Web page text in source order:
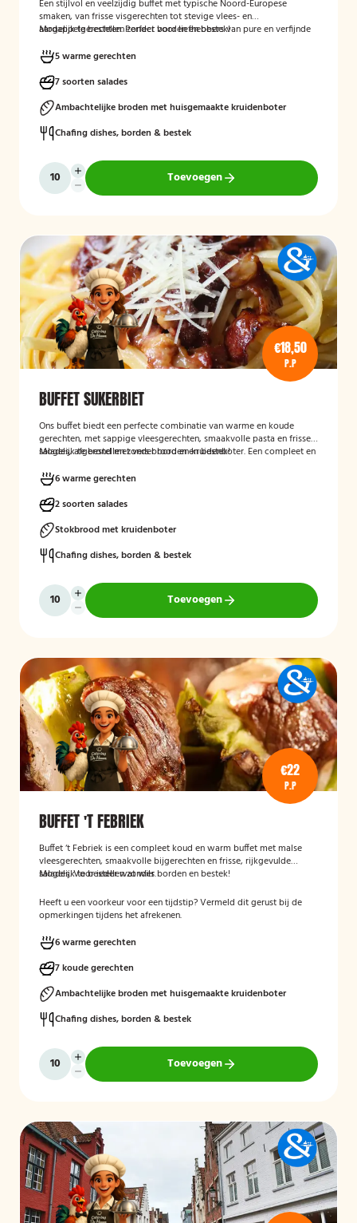
Een stijlvol en veelzijdig buffet met typische Noord-Europese
smaken, van frisse visgerechten tot stevige vlees- en
aardappelgerechten. Perfect voor liefhebbers van pure en verfijnde
Mogelijk te bestellen zonder borden en bestek!
5 warme gerechten
7 soorten salades
Ambachtelijke broden met huisgemaakte kruidenboter
Chafing dishes, borden & bestek
Toevoegen
€18,50
P.P
BUFFET SUKERBIET
Ons buffet biedt een perfecte combinatie van warme en koude
gerechten, met sappige vleesgerechten, smaakvolle pasta en frisse
salades, afgerond met vers brood en kruidenboter. Een compleet en
Mogelijk te bestellen zonder borden en bestek!
6 warme gerechten
2 soorten salades
Stokbrood met kruidenboter
Chafing dishes, borden & bestek
Toevoegen
€22
P.P
BUFFET 'T FEBRIEK
Buffet ‘t Febriek is een compleet koud en warm buffet met malse
vleesgerechten, smaakvolle bijgerechten en frisse, rijkgevulde
salades. Voor ieder wat wils.
Mogelijk te bestellen zonder borden en bestek!
Heeft u een voorkeur voor een tijdstip? Vermeld dit gerust bij de
opmerkingen tijdens het afrekenen.
6 warme gerechten
7 koude gerechten
Ambachtelijke broden met huisgemaakte kruidenboter
Chafing dishes, borden & bestek
Toevoegen